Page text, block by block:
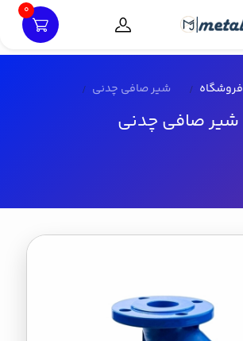
0
فروشگاه شیر صافی چدنی
شیر صافی چدنی